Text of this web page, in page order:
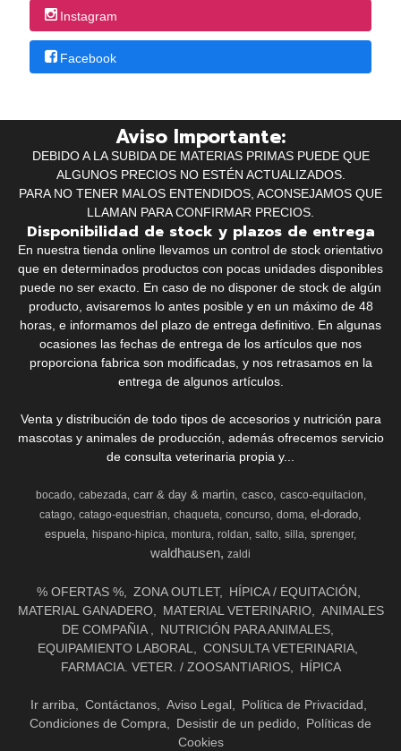
Instagram
Facebook
Aviso Importante:
DEBIDO A LA SUBIDA DE MATERIAS PRIMAS PUEDE QUE
ALGUNOS PRECIOS NO ESTÉN ACTUALIZADOS.
PARA NO TENER MALOS ENTENDIDOS, ACONSEJAMOS QUE
LLAMAN PARA CONFIRMAR PRECIOS.
Disponibilidad de stock y plazos de entrega
En nuestra tienda online llevamos un control de stock orientativo
que en determinados productos con pocas unidades disponibles
puede no ser exacto. En caso de no disponer de stock de algún
producto, avisaremos lo antes posible y en un máximo de 48
horas, e informamos del plazo de entrega definitivo. En algunas
ocasiones las fechas de entrega de los artículos que nos
proporciona fabrica son modificadas, y nos retrasamos en la
entrega de algunos artículos.
Venta y distribución de todo tipos de accesorios y nutrición para
mascotas y animales de producción, además ofrecemos servicio
de consulta veterinaria propia y...
bocado cabezada carr & day & martin casco
casco-equitacion
catago catago-equestrian chaqueta concurso doma el-dorado
espuela
hispano-hipica montura roldan salto silla sprenger
waldhausen zaldi
% OFERTAS % ZONA OUTLET
HÍPICA / EQUITACIÓN
MATERIAL GANADERO
MATERIAL VETERINARIO
ANIMALES
DE COMPAÑIA
NUTRICIÓN PARA ANIMALES
EQUIPAMIENTO LABORAL
CONSULTA VETERINARIA
FARMACIA. VETER. / ZOOSANTIARIOS
HÍPICA
Ir arriba Contáctanos Aviso Legal
Política de Privacidad
Condiciones de Compra
Desistir de un pedido
Políticas de
Cookies